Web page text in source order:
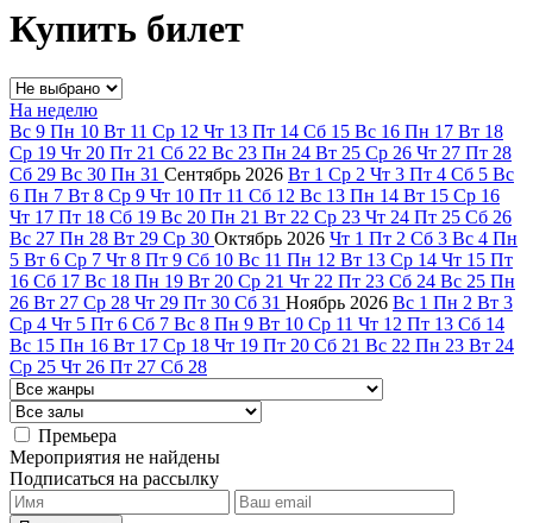
Купить билет
На неделю
Вс 9 Пн 10 Вт 11 Ср 12 Чт 13 Пт 14 Сб 15 Вс 16 Пн 17 Вт 18
Ср 19 Чт 20 Пт 21 Сб 22 Вс 23 Пн 24 Вт 25 Ср 26 Чт 27 Пт 28
Сб 29 Вс 30 Пн 31 Сентябрь 2026 Вт 1 Ср 2 Чт 3 Пт 4 Сб 5 Вс
6 Пн 7 Вт 8 Ср 9 Чт 10 Пт 11 Сб 12 Вс 13 Пн 14 Вт 15 Ср 16
Чт 17 Пт 18 Сб 19 Вс 20 Пн 21 Вт 22 Ср 23 Чт 24 Пт 25 Сб 26
Вс 27 Пн 28 Вт 29 Ср 30 Октябрь 2026 Чт 1 Пт 2 Сб 3 Вс 4 Пн
5 Вт 6 Ср 7 Чт 8 Пт 9 Сб 10 Вс 11 Пн 12 Вт 13 Ср 14 Чт 15 Пт
16 Сб 17 Вс 18 Пн 19 Вт 20 Ср 21 Чт 22 Пт 23 Сб 24 Вс 25 Пн
26 Вт 27 Ср 28 Чт 29 Пт 30 Сб 31 Ноябрь 2026 Вс 1 Пн 2 Вт 3
Ср 4 Чт 5 Пт 6 Сб 7 Вс 8 Пн 9 Вт 10 Ср 11 Чт 12 Пт 13 Сб 14
Вс 15 Пн 16 Вт 17 Ср 18 Чт 19 Пт 20 Сб 21 Вс 22 Пн 23 Вт 24
Ср 25 Чт 26 Пт 27 Сб 28
Премьера
Мероприятия не найдены
Подписаться на рассылку